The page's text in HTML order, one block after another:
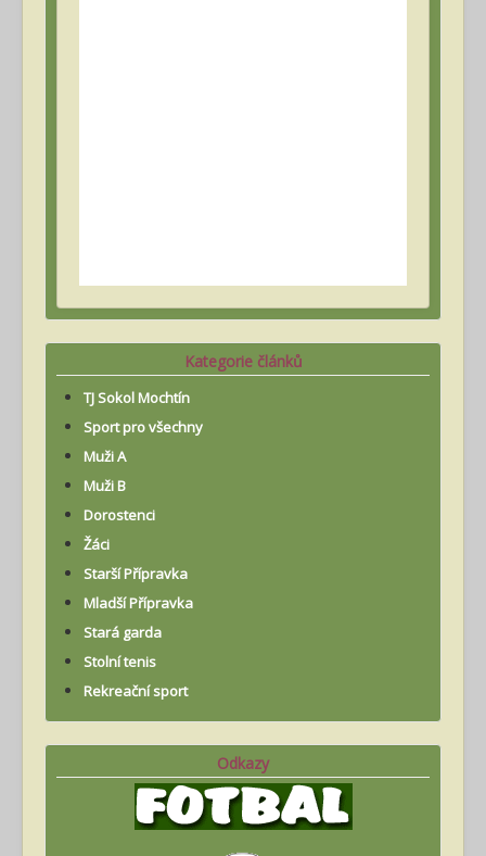
Kategorie článků
TJ Sokol Mochtín
Sport pro všechny
Muži A
Muži B
Dorostenci
Žáci
Starší Přípravka
Mladší Přípravka
Stará garda
Stolní tenis
Rekreační sport
Odkazy